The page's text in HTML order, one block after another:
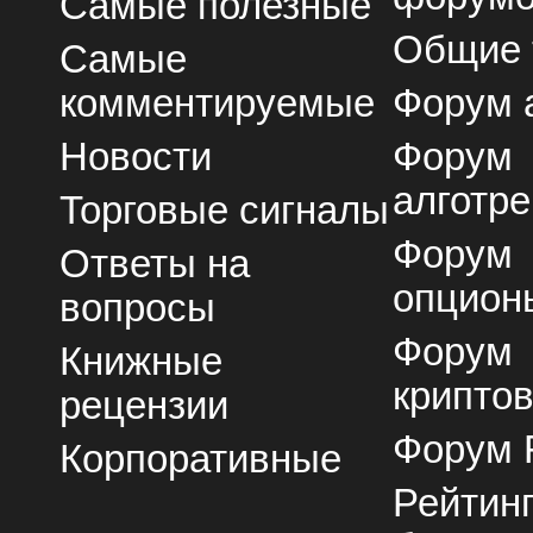
Самые
комментируемые
Новости
Торговые сигналы
Ответы на
вопросы
Книжные
рецензии
Корпоративные
Общие
Форум
Форум
Форум
Форум
Форум